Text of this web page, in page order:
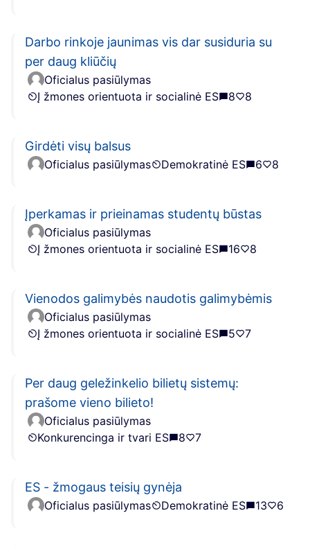
Darbo rinkoje jaunimas vis dar susiduria su
per daug kliūčių
Oficialus pasiūlymas
Į žmones orientuota ir socialinė ES
8 8
Girdėti visų balsus
Oficialus pasiūlymas Demokratinė ES 6 8
Įperkamas ir prieinamas studentų būstas
Oficialus pasiūlymas
Į žmones orientuota ir socialinė ES
16 8
Vienodos galimybės naudotis galimybėmis
Oficialus pasiūlymas
Į žmones orientuota ir socialinė ES
5 7
Per daug geležinkelio bilietų sistemų:
prašome vieno bilieto!
Oficialus pasiūlymas
Konkurencinga ir tvari ES
8 7
ES - žmogaus teisių gynėja
Oficialus pasiūlymas Demokratinė ES 13 6